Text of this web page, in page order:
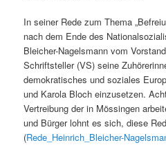
In seiner Rede zum Thema
nach dem Ende des
Bleicher-Nagelsmann vom
Schriftsteller (VS) seine
demokratisches und soziales
und Karola Bloch einzusetzen.
Vertreibung der in Mössingen
und Bürger lohnt es sich, diese
(Rede_Heinrich_Bleicher-